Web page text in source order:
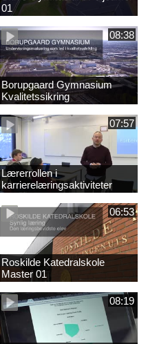
01
08:38
Borupgaard Gymnasium
Kvalitetssikring
07:57
Lærerrollen i
karrierelæringsaktiviteter
06:53
Roskilde Katedralskole
Master 01
08:19